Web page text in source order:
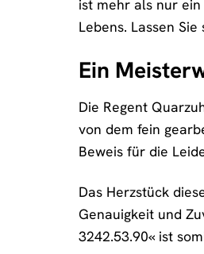
ist mehr als nur
Lebens. Lassen
Ein
Die Regent
von dem fein
Beweis für die
Das Herzstück
Genauigkeit und
3242.53.90« ist